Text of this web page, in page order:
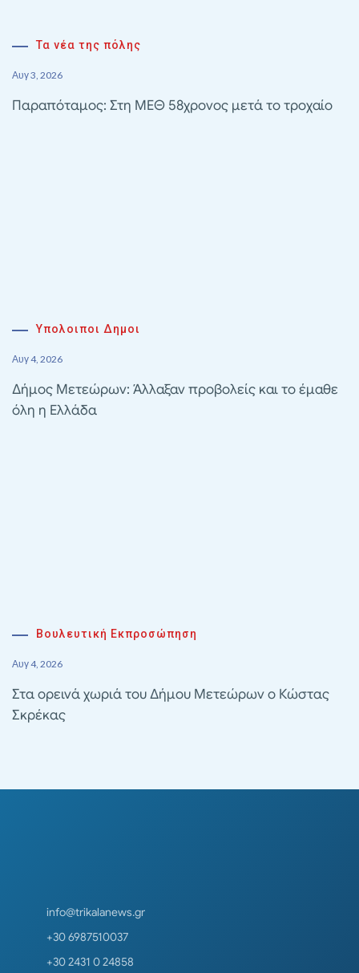
Τα νέα της πόλης
Αυγ 3, 2026
Παραπόταμος: Στη ΜΕΘ 58χρονος μετά το τροχαίο
Υπολοιποι Δημοι
Αυγ 4, 2026
Δήμος Μετεώρων: Άλλαξαν προβολείς και το έμαθε
όλη η Ελλάδα
Βουλευτική Εκπροσώπηση
Αυγ 4, 2026
Στα ορεινά χωριά του Δήμου Μετεώρων ο Κώστας
Σκρέκας
info@trikalanews.gr
+30 6987510037
+30 2431 0 24858